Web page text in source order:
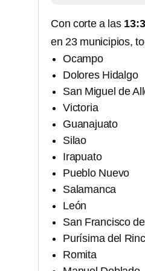
Con corte a las
en 23 municipios,
Ocampo
Dolores Hidalgo
San Miguel de
Victoria
Guanajuato
Silao
Irapuato
Pueblo Nuevo
Salamanca
León
San Francisco
Purísima del
Romita